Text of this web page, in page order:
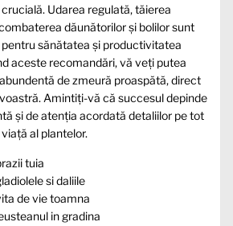
Udarea regulată, tăierea
dăunătorilor și bolilor sunt
sănătatea și productivitatea
aceste recomandări, vă veți putea
de zmeură proaspătă, direct
Amintiți-vă că succesul depinde
și de atenția acordată detaliilor pe tot
al plantelor.
tuia
si daliile
de vie toamna
in gradina